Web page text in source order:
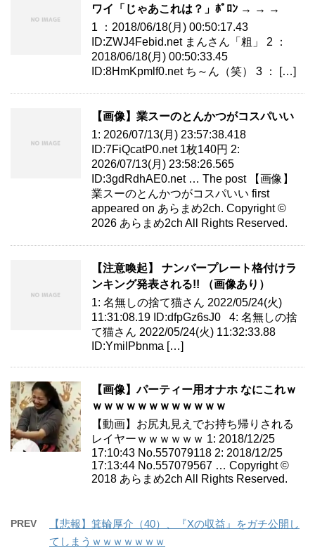
ワイ「じゃあこれは？」ﾎﾟﾛﾝ → → →
1 ：2018/06/18(月) 00:50:17.43
ID:ZWJ4Febid.net まんさん「粗」 2 ：
2018/06/18(月) 00:50:33.45
ID:8HmKpmlf0.net ち～ん（笑） 3 ： […]
【画像】業スーのとんかつがコスパいい
1: 2026/07/13(月) 23:57:38.418
ID:7FiQcatP0.net 1枚140円 2:
2026/07/13(月) 23:58:26.565
ID:3gdRdhAE0.net … The post 【画像】
業スーのとんかつがコスパいい first
appeared on あらまめ2ch. Copyright ©
2026 あらまめ2ch All Rights Reserved.
【注意喚起】 ナンバープレート格付けラ
ンキング発表される!! （画像あり）
1: 名無しの捨て猫さん 2022/05/24(火)
11:31:08.19 ID:dfpGz6sJ0 4: 名無しの捨
て猫さん 2022/05/24(火) 11:32:33.88
ID:YmilPbnma […]
【画像】パーティー用オナホ なにこれｗ
ｗｗｗｗｗｗｗｗｗｗｗｗ
【動画】お尻丸見えでお持ち帰りされる
レイヤーｗｗｗｗｗｗ 1: 2018/12/25
17:10:43 No.557079118 2: 2018/12/25
17:13:44 No.557079567 … Copyright ©
2018 あらまめ2ch All Rights Reserved.
PREV
【悲報】箕輪厚介（40）、『Xの収益』をガチ公開し
てしまうｗｗｗｗｗｗｗ